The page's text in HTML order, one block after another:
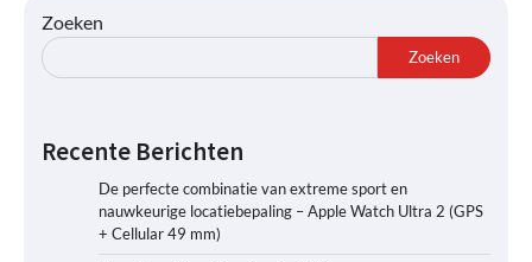
Zoeken
Zoeken
Recente Berichten
De perfecte combinatie van extreme sport en
nauwkeurige locatiebepaling – Apple Watch Ultra 2 (GPS
+ Cellular 49 mm)